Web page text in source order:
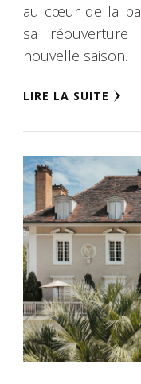
au cœur de la
sa
nouvelle saison.
LIRE LA SUITE